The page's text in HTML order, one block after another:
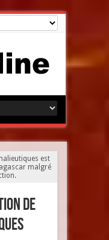
est
malgré
de